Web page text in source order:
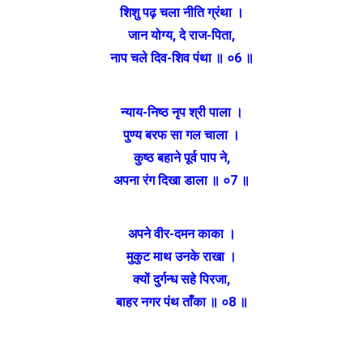
शिशु पढ़ चला नीति ग्रंथा ।
जान योग्य, दे राज-पिता,
नाप चले दिव-शिव पंथा ॥ ०6 ॥
न्याय-निष्ठ नृप श्री पाला ।
पुण्य बरफ सा गल चाला ।
कुष्ठ बहाने पूर्व पाप ने,
अपना रंग दिखा डाला ॥ ०7 ॥
अपने वीर-दमन काका ।
मुकुट माथ उनके राखा ।
क्यों दुर्गन्ध सहे पिरजा,
बाहर नगर पंथ ताँका ॥ ०8 ॥